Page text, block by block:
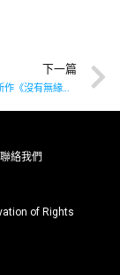
下一篇
Jace陳凱詠虐心新作《沒有無緣無故的恨》現已上架
聯絡我們
of Rights